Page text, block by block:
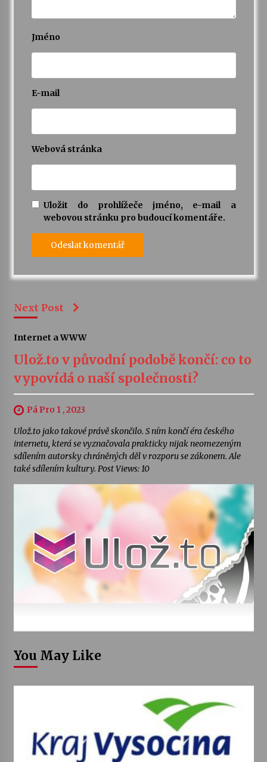
Jméno
E-mail
Webová stránka
Uložit do prohlížeče jméno, e-mail a
webovou stránku pro budoucí komentáře.
Next Post
Internet a WWW
Ulož.to v původní podobě končí: co to
vypovídá o naší společnosti?
Pá Pro 1 , 2023
Ulož.to jako takové právě skončilo. S ním končí éra českého
internetu, která se vyznačovala prakticky nijak neomezeným
sdílením autorsky chráněných děl v rozporu se zákonem. Ale
také sdílením kultury. Post Views: 10
You May Like